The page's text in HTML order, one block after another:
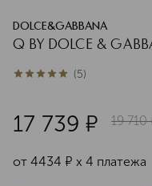
DOLCE&GABBANA
Q BY DOLCE &
5из 55 (5)
17 739 ¤ 19 710
от 4434 ¤ х 4 платежа